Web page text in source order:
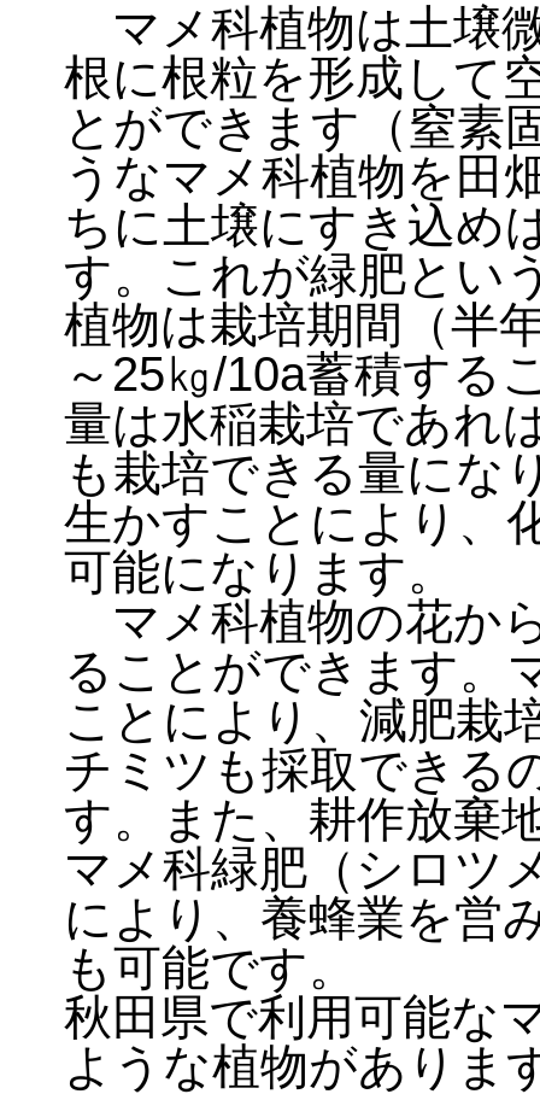
マメ科植物は土壌
根に根粒を形成して
とができます（窒素
うなマメ科植物を田
ちに土壌にすき込め
す。これが緑肥とい
植物は栽培期間（半
～25㎏/10a蓄積する
量は水稲栽培であれ
も栽培できる量にな
生かすことにより、
可能になります。
マメ科植物の花か
ることができます。
ことにより、減肥栽
チミツも採取できる
す。また、耕作放棄
マメ科緑肥（シロツ
により、養蜂業を営
も可能です。
秋田県で利用可能な
ような植物がありま